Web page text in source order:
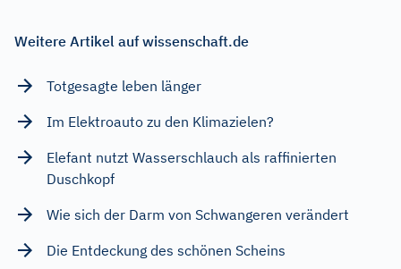
Weitere Artikel auf wissenschaft.de
Totgesagte leben länger
Im Elektroauto zu den Klimazielen?
Elefant nutzt Wasserschlauch als raffinierten
Duschkopf
Wie sich der Darm von Schwangeren verändert
Die Entdeckung des schönen Scheins